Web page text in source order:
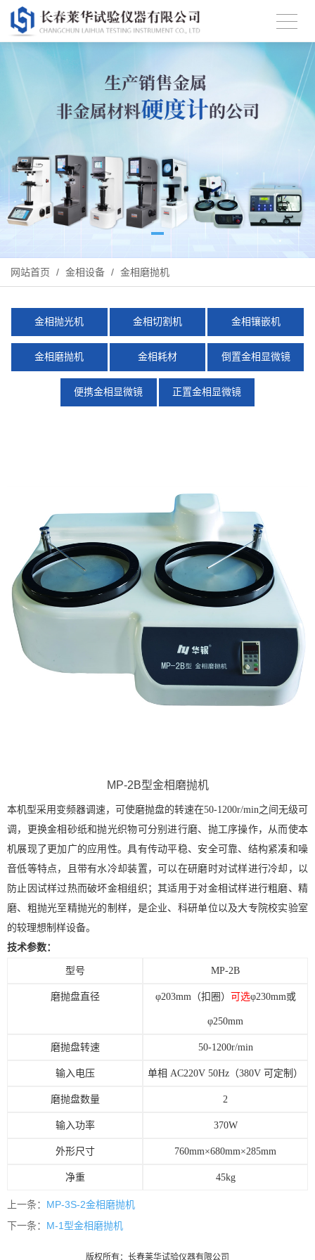
网站首页 / 金相设备 / 金相磨抛机
金相抛光机 金相切割机 金相镶嵌机
金相磨抛机 金相耗材 倒置金相显微镜
便携金相显微镜 正置金相显微镜
MP-2B型金相磨抛机
本机型采用变频器调速，可使磨抛盘的转速在50-1200r/min之间无级可
调，更换金相砂纸和抛光织物可分别进行磨、抛工序操作，从而使本
机展现了更加广的应用性。具有传动平稳、安全可靠、结构紧凑和噪
音低等特点，且带有水冷却装置，可以在研磨时对试样进行冷却，以
防止因试样过热而破坏金相组织；其适用于对金相试样进行粗磨、精
磨、粗抛光至精抛光的制样，是企业、科研单位以及大专院校实验室
的较理想制样设备。
技术参数：
型号 MP-2B
磨抛盘直径 φ203mm （扣圈） 可选φ230mm或
φ250mm
磨抛盘转速 50-1200r/min
输入电压 单相 AC220V 50Hz （380V 可定制）
磨抛盘数量 2
输入功率 370W
外形尺寸 760mm×680mm×285mm
净重 45kg
上一条： MP-3S-2金相磨抛机
下一条： M-1型金相磨抛机
版权所有：长春莱华试验仪器有限公司
扫描微信二维码